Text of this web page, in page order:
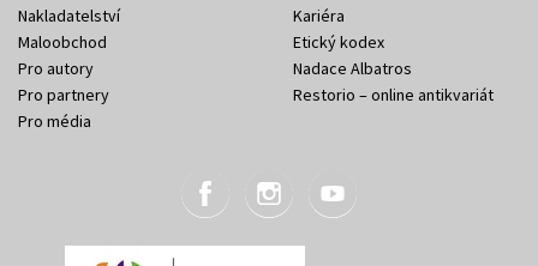
Nakladatelství
Maloobchod
Pro autory
Pro partnery
Pro média
Kariéra
Etický kodex
Nadace Albatros
Restorio – online antikvariát